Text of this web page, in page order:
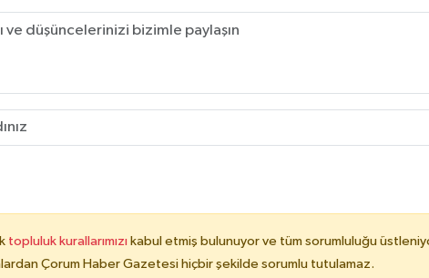
topluluk kurallarımızı kabul etmiş bulunuyor ve tüm sorumluluğu
Çorum Haber Gazetesi hiçbir şekilde sorumlu tutulamaz.